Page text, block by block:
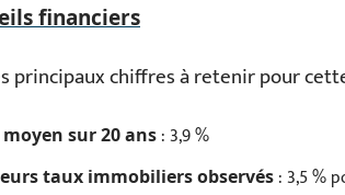
financiers
principaux chiffres à retenir pour
moyen sur 20 ans : 3,9 %
taux immobiliers observés : 3,5 %